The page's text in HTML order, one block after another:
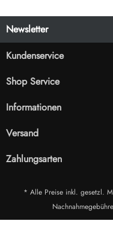
Newsletter
Kundenservice
Shop Service
Informationen
Versand
Zahlungsarten
* Alle Preise inkl. gesetzl.